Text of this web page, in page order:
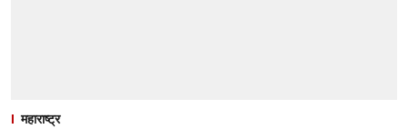
महाराष्ट्र